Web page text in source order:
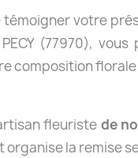
votre
(77970),
composition
fleuriste de
la remise